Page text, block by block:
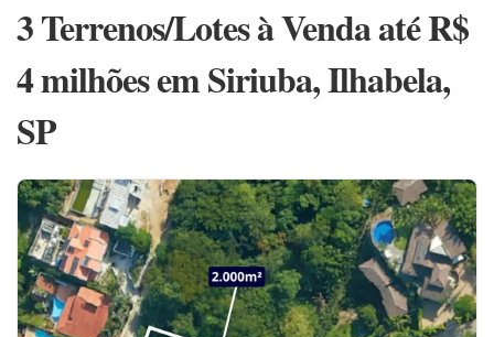
3 Terrenos/Lotes à Venda até R$
4 milhões em Siriuba, Ilhabela,
SP